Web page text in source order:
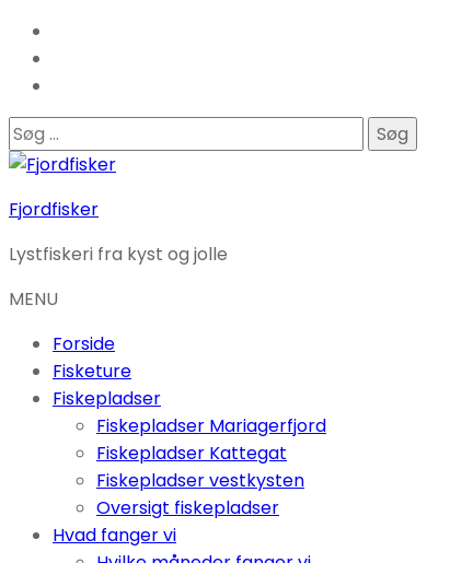
Søg
efter:
Fjordfisker
Lystfiskeri fra kyst og jolle
MENU
Forside
Fisketure
Fiskepladser
Fiskepladser Mariagerfjord
Fiskepladser Kattegat
Fiskepladser vestkysten
Oversigt fiskepladser
Hvad fanger vi